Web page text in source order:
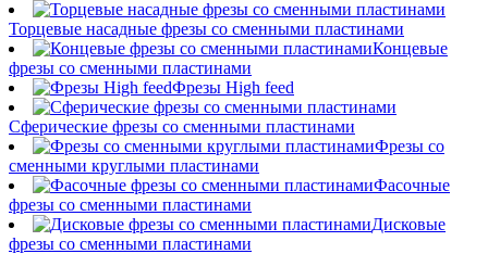
Торцевые насадные фрезы со сменными пластинами
Концевые
фрезы со сменными пластинами
Фрезы High feed
Сферические фрезы со сменными пластинами
Фрезы со
сменными круглыми пластинами
Фасочные
фрезы со сменными пластинами
Дисковые
фрезы со сменными пластинами